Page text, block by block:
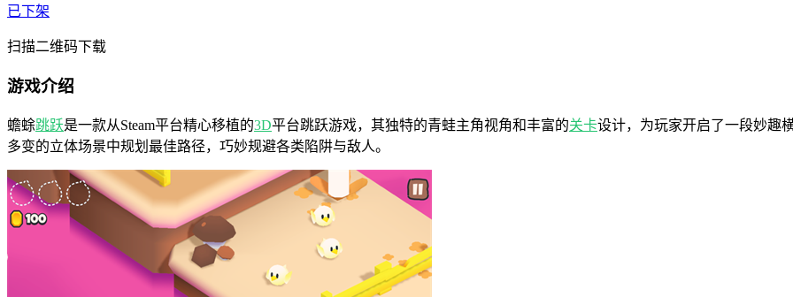
已下架
扫描二维码下载
游戏介绍
蟾蜍跳跃是一款从Steam平台精心移植的3D平台跳跃游戏，其独特的青蛙主角视角和丰富的关卡设计，为玩家开启了一段妙趣
多变的立体场景中规划最佳路径，巧妙规避各类陷阱与敌人。